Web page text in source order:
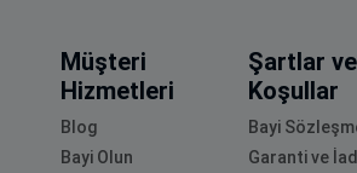
Müşteri
Hizmetleri
Blog
Bayi Olun
Şartlar ve
Koşullar
Bayi
Garanti ve